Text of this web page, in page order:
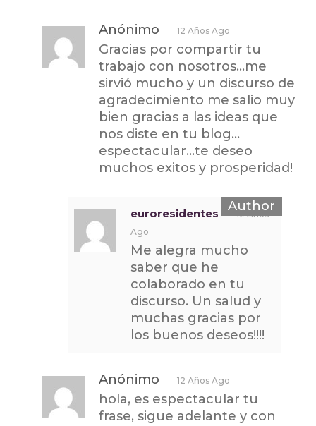
Anónimo 12 Años Ago
Gracias por compartir tu
trabajo con nosotros…me
sirvió mucho y un discurso de
agradecimiento me salio muy
bien gracias a las ideas que
nos diste en tu blog…
espectacular…te deseo
muchos exitos y prosperidad!
euroresidentes
12 Años
Ago
Me alegra mucho
saber que he
colaborado en tu
discurso. Un salud y
muchas gracias por
los buenos deseos!!!!
Anónimo 12 Años Ago
hola, es espectacular tu
frase, sigue adelante y con